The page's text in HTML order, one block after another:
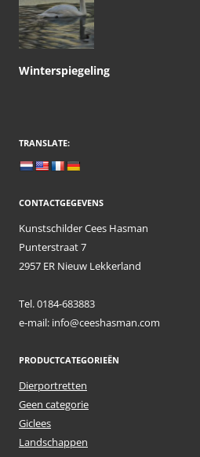
Winterspiegeling
TRANSLATE:
CONTACTGEGEVENS
Kunstschilder Cees Hasman
Punterstraat 7
2957 ER Nieuw Lekkerland
Tel. 0184-683883
e-mail: info@ceeshasman.com
PRODUCTCATEGORIEËN
Dierportretten
Geen categorie
Giclees
Landschappen